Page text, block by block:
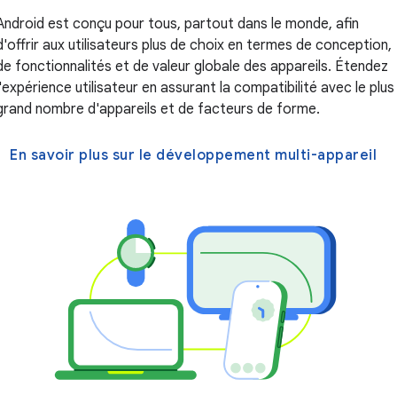
est conçu pour tous, partout dans le monde, afin
aux utilisateurs plus de choix en termes de conception,
fonctionnalités et de valeur globale des appareils. Étendez
utilisateur en assurant la compatibilité avec le plus
nombre d'appareils et de facteurs de forme.
En savoir plus sur le développement multi-appareil